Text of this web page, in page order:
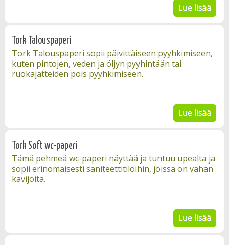
Tork Talouspaperi
Tork Talouspaperi sopii päivittäiseen pyyhkimiseen,
kuten pintojen, veden ja öljyn pyyhintään tai
ruokajätteiden pois pyyhkimiseen.
Tork Soft wc-paperi
Tämä pehmeä wc-paperi näyttää ja tuntuu upealta ja
sopii erinomaisesti saniteettitiloihin, joissa on vähän
kävijöitä.